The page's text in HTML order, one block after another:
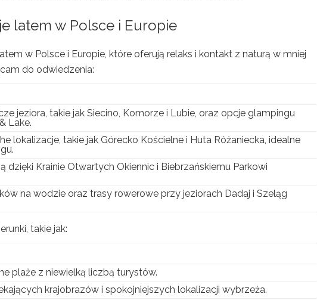
latem w Polsce i Europie
w Polsce i Europie, które oferują relaks i kontakt z naturą w mniej
do odwiedzenia:
jeziora, takie jak Siecino, Komorze i Lubie, oraz opcje glampingu
Lake.
lokalizacje, takie jak Górecko Kościelne i Huta Różaniecka, idealne
dzięki Krainie Otwartych Okiennic i Biebrzańskiemu Parkowi
na wodzie oraz trasy rowerowe przy jeziorach Dadaj i Szeląg
takie jak:
plaże z niewielką liczbą turystów.
krajobrazów i spokojniejszych lokalizacji wybrzeża.